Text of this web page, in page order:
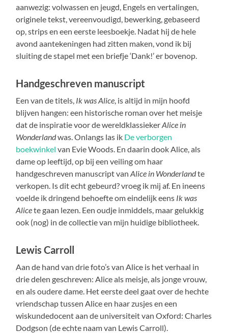
aanwezig: volwassen en jeugd, Engels en vertalingen,
originele tekst, vereenvoudigd, bewerking, gebaseerd
op, strips en een eerste leesboekje. Nadat hij de hele
avond aantekeningen had zitten maken, vond ik bij
sluiting de stapel met een briefje ‘Dank!’ er bovenop.
Handgeschreven manuscript
Een van de titels, Ik was Alice , is altijd in mijn hoofd
blijven hangen: een historische roman over het meisje
dat de inspiratie voor de wereldklassiekerAlice in
Wonderlandwas. Onlangs las ik De verborgen
boekwinkel van Evie Woods. En daarin dook Alice, als
dame op leeftijd, op bij een veiling om haar
handgeschreven manuscript vanAlice in Wonderlandte
verkopen. Is dit echt gebeurd? vroeg ik mij af. En ineens
voelde ik dringend behoefte om eindelijk eens Ik was
Alicete gaan lezen. Een oudje inmiddels, maar gelukkig
ook (nog) in de collectie van mijn huidige bibliotheek.
Lewis Carroll
Aan de hand van drie foto’s van Alice is het verhaal in
drie delen geschreven: Alice als meisje, als jonge vrouw,
en als oudere dame. Het eerste deel gaat over de hechte
vriendschap tussen Alice en haar zusjes en een
wiskundedocent aan de universiteit van Oxford: Charles
Dodgson (de echte naam van Lewis Carroll).